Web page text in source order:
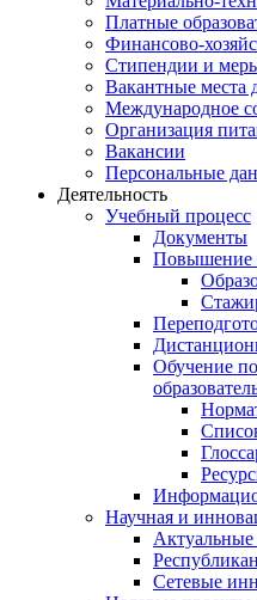
Платные
Финансово-
Стипендии и
Вакантные места
Международное
Организация
Вакансии
Персональные
Деятельность
Учебный процесс
Документы
Повышение
Обучение
Научная и
Актуальные
Сетевые